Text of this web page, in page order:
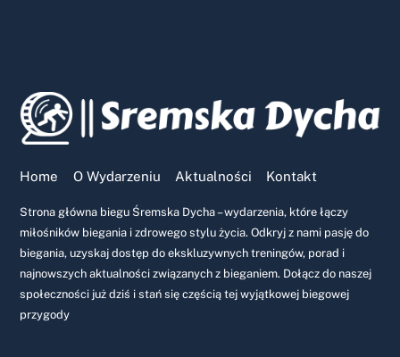
Home O Wydarzeniu Aktualności Kontakt
Strona główna biegu Śremska Dycha – wydarzenia, które łączy
miłośników biegania i zdrowego stylu życia. Odkryj z nami pasję do
biegania, uzyskaj dostęp do ekskluzywnych treningów, porad i
najnowszych aktualności związanych z bieganiem. Dołącz do naszej
społeczności już dziś i stań się częścią tej wyjątkowej biegowej
przygody